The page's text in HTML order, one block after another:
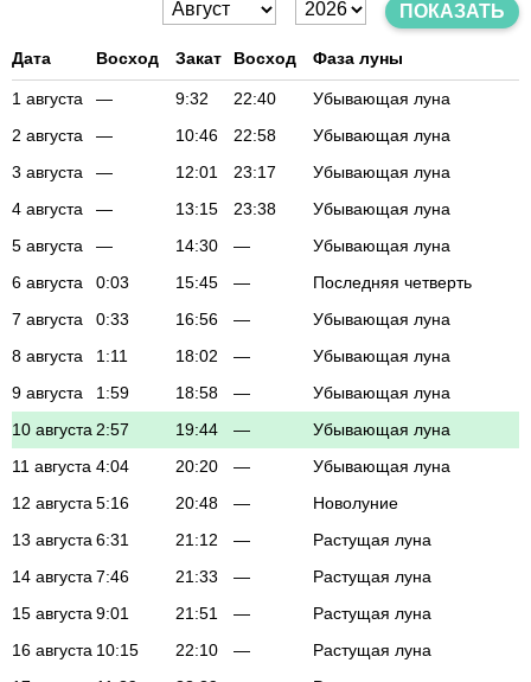
ПОКАЗАТЬ
Дата Восход Закат Восход Фаза луны
1 августа — 9:32 22:40
Убывающая луна
2 августа
— 10:46 22:58
Убывающая луна
3 августа
— 12:01 23:17
Убывающая луна
4 августа
— 13:15 23:38
Убывающая луна
5 августа
— 14:30 —
Убывающая луна
6 августа
0:03 15:45 —
Последняя четверть
7 августа
0:33 16:56 —
Убывающая луна
8 августа
1:11 18:02 —
Убывающая луна
9 августа
1:59 18:58 —
Убывающая луна
10 августа 2:57 19:44 —
Убывающая луна
11 августа 4:04 20:20 —
Убывающая луна
12 августа 5:16 20:48 —
Новолуние
13 августа 6:31 21:12 —
Растущая луна
14 августа 7:46 21:33 —
Растущая луна
15 августа 9:01 21:51 —
Растущая луна
16 августа 10:15 22:10 —
Растущая луна